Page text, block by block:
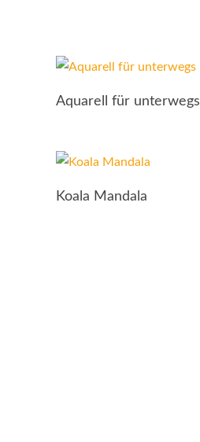
Aquarell für unterwegs
Koala Mandala